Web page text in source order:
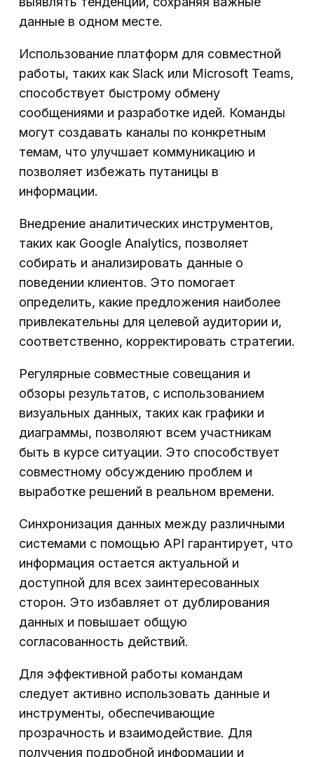
данные в одном месте.
Использование платформ для совместной
работы, таких как Slack или Microsoft Teams,
способствует быстрому обмену
сообщениями и разработке идей. Команды
могут создавать каналы по конкретным
темам, что улучшает коммуникацию и
позволяет избежать путаницы в
информации.
Внедрение аналитических инструментов,
таких как Google Analytics, позволяет
собирать и анализировать данные о
поведении клиентов. Это помогает
определить, какие предложения наиболее
привлекательны для целевой аудитории и,
соответственно, корректировать стратегии.
Регулярные совместные совещания и
обзоры результатов, с использованием
визуальных данных, таких как графики и
диаграммы, позволяют всем участникам
быть в курсе ситуации. Это способствует
совместному обсуждению проблем и
выработке решений в реальном времени.
Синхронизация данных между различными
системами с помощью API гарантирует, что
информация остается актуальной и
доступной для всех заинтересованных
сторон. Это избавляет от дублирования
данных и повышает общую
согласованность действий.
Для эффективной работы командам
следует активно использовать данные и
инструменты, обеспечивающие
прозрачность и взаимодействие. Для
получения подробной информации и